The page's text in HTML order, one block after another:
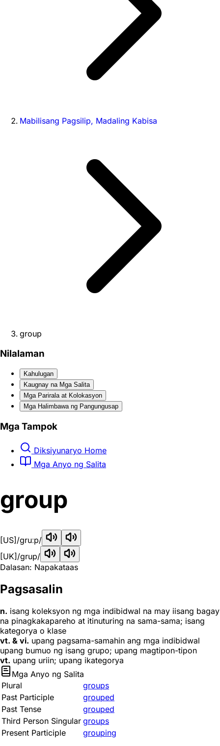
Mabilisang Pagsilip, Madaling Kabisa
group
Nilalaman
Kahulugan
Kaugnay na Mga Salita
Mga Parirala at Kolokasyon
Mga Halimbawa ng Pangungusap
Mga Tampok
Diksiyunaryo Home
Mga Anyo ng Salita
group
[US] /gruːp/
[UK] /ɡrup/
Dalasan: Napakataas
Pagsasalin
n. isang koleksyon ng mga indibidwal na may iisang bagay
na pinagkakapareho at itinuturing na sama-sama; isang
kategorya o klase
vt. & vi. upang pagsama-samahin ang mga indibidwal
upang bumuo ng isang grupo; upang magtipon-tipon
vt. upang uriin; upang ikategorya
Mga Anyo ng Salita
Plural
groups
Past Participle
grouped
Past Tense
grouped
Third Person Singular groups
Present Participle
grouping